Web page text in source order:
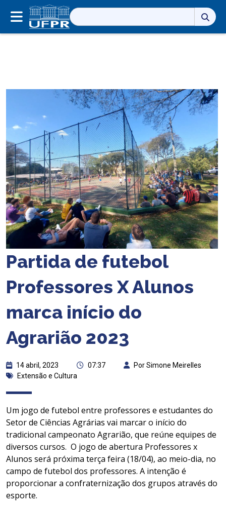
Pesquisar
por:
Partida de futebol
Professores X Alunos
marca início do
Agrarião 2023
14 abril, 2023 07:37
Por Simone Meirelles
Extensão e Cultura
Um jogo de futebol entre professores e estudantes do
Setor de Ciências Agrárias vai marcar o início do
tradicional campeonato Agrarião, que reúne equipes de
diversos cursos. O jogo de abertura Professores x
Alunos será próxima terça feira (18/04), ao meio-dia, no
campo de futebol dos professores. A intenção é
proporcionar a confraternização dos grupos através do
esporte.